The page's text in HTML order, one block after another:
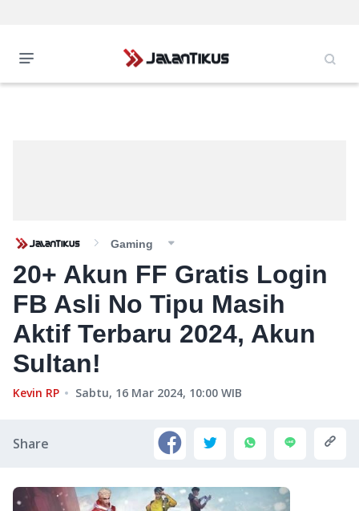
Gaming
20+ Akun FF Gratis Login
FB Asli No Tipu Masih
Aktif Terbaru 2024, Akun
Sultan!
Kevin RP Sabtu, 16 Mar 2024, 10:00 WIB
Share